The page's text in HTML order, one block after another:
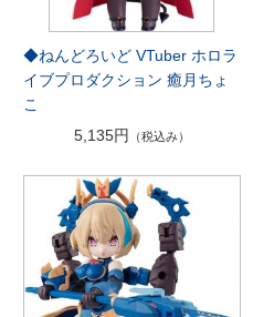
◆ねんどろいど VTuber ホロラ
イブプロダクション 癒月ちょ
こ
5,135円
（税込み）